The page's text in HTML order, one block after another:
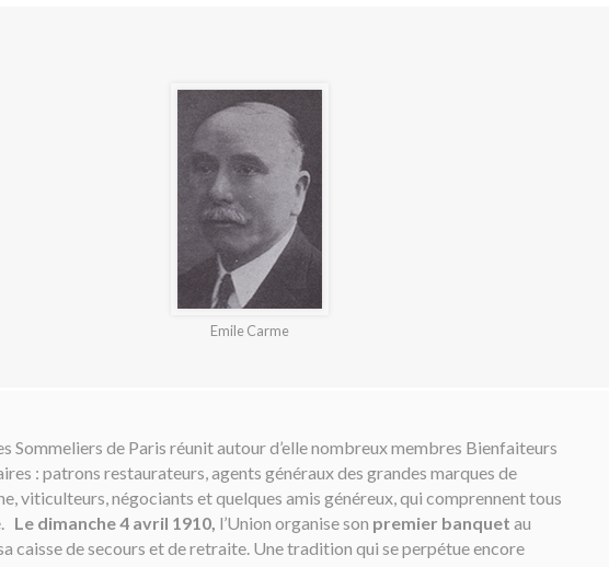
Emile Carme
Sommeliers de Paris réunit autour d’elle nombreux membres Bienfaiteurs
: patrons restaurateurs, agents généraux des grandes marques de
viticulteurs, négociants et quelques amis généreux, qui comprennent tous
Le dimanche 4 avril 1910, l’Union organise son premier banquet au
caisse de secours et de retraite. Une tradition qui se perpétue encore